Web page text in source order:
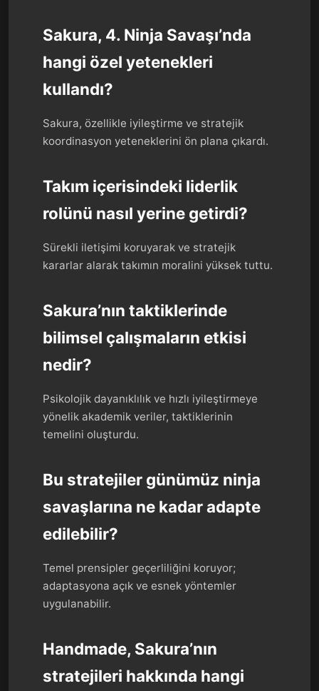
Sakura, 4. Ninja Savaşı’nda
hangi özel yetenekleri
kullandı?
Sakura, özellikle iyileştirme ve stratejik
koordinasyon yeteneklerini ön plana çıkardı.
Takım içerisindeki liderlik
rolünü nasıl yerine getirdi?
Sürekli iletişimi koruyarak ve stratejik
kararlar alarak takımın moralini yüksek tuttu.
Sakura’nın taktiklerinde
bilimsel çalışmaların etkisi
nedir?
Psikolojik dayanıklılık ve hızlı iyileştirmeye
yönelik akademik veriler, taktiklerinin
temelini oluşturdu.
Bu stratejiler günümüz ninja
savaşlarına ne kadar adapte
edilebilir?
Temel prensipler geçerliliğini koruyor;
adaptasyona açık ve esnek yöntemler
uygulanabilir.
Handmade, Sakura’nın
stratejileri hakkında hangi